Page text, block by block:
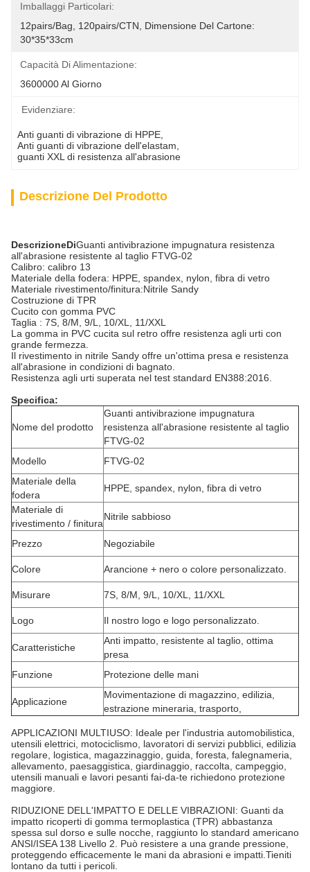
Imballaggi Particolari:
12pairs/bag, 120pairs/CTN, Dimensione Del Cartone:
30*35*33cm
Capacità Di Alimentazione:
3600000 Al Giorno
Evidenziare:
Anti guanti di vibrazione di HPPE
Anti guanti di vibrazione dell'elastam
guanti XXL di resistenza all'abrasione
Descrizione Del Prodotto
DescrizioneDiGuanti antivibrazione impugnatura resistenza
all'abrasione resistente al taglio FTVG-02
Calibro: calibro 13
Materiale della fodera: HPPE, spandex, nylon, fibra di vetro
Materiale rivestimento/finitura:Nitrile Sandy
Costruzione di TPR
Cucito con gomma PVC
Taglia : 7S, 8/M, 9/L, 10/XL, 11/XXL
La gomma in PVC cucita sul retro offre resistenza agli urti con
grande fermezza.
Il rivestimento in nitrile Sandy offre un'ottima presa e resistenza
all'abrasione in condizioni di bagnato.
Resistenza agli urti superata nel test standard EN388:2016.
Specifica:
Nome del prodotto
Guanti antivibrazione impugnatura
resistenza all'abrasione resistente al taglio
FTVG-02
Modello
FTVG-02
Materiale della
fodera
HPPE, spandex, nylon, fibra di vetro
Materiale di
rivestimento / finitura
Nitrile sabbioso
Prezzo Negoziabile
Colore Arancione + nero o colore personalizzato.
Misurare 7S, 8/M, 9/L, 10/XL, 11/XXL
Logo Il nostro logo e logo personalizzato.
Caratteristiche
Anti impatto, resistente al taglio, ottima
presa
Funzione
Protezione delle mani
Applicazione
Movimentazione di magazzino, edilizia,
estrazione mineraria, trasporto,
APPLICAZIONI MULTIUSO: Ideale per l'industria automobilistica,
utensili elettrici, motociclismo, lavoratori di servizi pubblici, edilizia
regolare, logistica, magazzinaggio, guida, foresta, falegnameria,
allevamento, paesaggistica, giardinaggio, raccolta, campeggio,
utensili manuali e lavori pesanti fai-da-te richiedono protezione
maggiore.
RIDUZIONE DELL'IMPATTO E DELLE VIBRAZIONI: Guanti da
impatto ricoperti di gomma termoplastica (TPR) abbastanza
spessa sul dorso e sulle nocche, raggiunto lo standard americano
ANSI/ISEA 138 Livello 2. Può resistere a una grande pressione,
proteggendo efficacemente le mani da abrasioni e impatti.Tieniti
lontano da tutti i pericoli.